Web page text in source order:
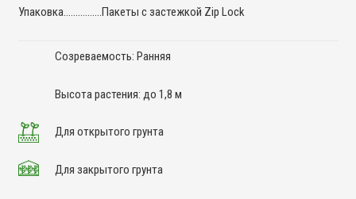
Упаковка…………….Пакеты с застежкой Zip Lock
Созреваемость: Ранняя
Высота растения: до 1,8 м
Для открытого грунта
Для закрытого грунта